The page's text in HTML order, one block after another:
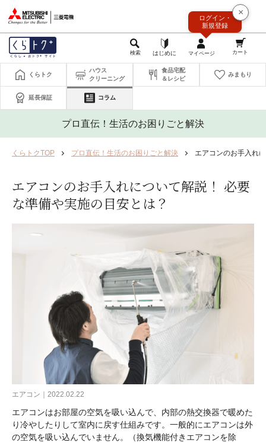
×
ログイン・
新規登録
くらトク
ハウス
クリーニング
食品宅配
＆レシピ
みまもり
延長保証 コラム
プロ直伝！生活のお困りごと解決
くらトクTOP プロ直伝！生活のお困りごと解決 エアコンのお手入れ
エアコンのお手入れについて解説！ 必要
な準備や実施の目安とは？
エアコン｜2022.02.22
エアコンはお部屋の空気を吸い込んで、内部の熱交換器で暖めた
り冷やしたりして室内に戻す仕組みです。一般的にエアコンは外
の空気を吸い込んでいません。（換気機能付きエアコンを除